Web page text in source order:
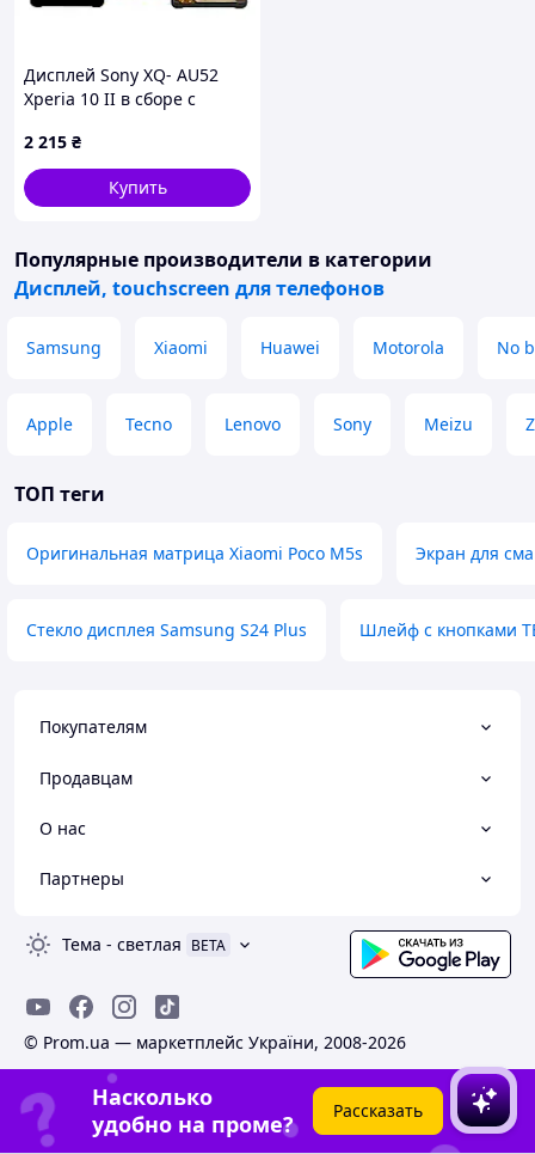
Дисплей Sony XQ- AU52
Xperia 10 II в сборе с
2 215 ₴
Купить
Популярные производители в категории
Дисплей, touchscreen для телефонов
Samsung Xiaomi Huawei Motorola No
Apple Tecno Lenovo Sony Meizu
ТОП теги
Оригинальная матрица Xiaomi Poco M5s Экран для
Стекло дисплея Samsung S24 Plus Шлейф с кнопками
Покупателям
Продавцам
О нас
Партнеры
Тема - светлая BETA
© Prom.ua — маркетплейс України, 2008-2026
Насколько
удобно на проме?
Рассказать